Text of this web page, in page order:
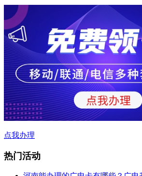
点我办理
热门活动